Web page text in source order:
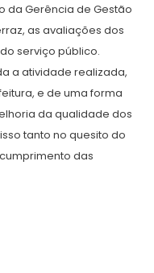
da Gerência de Gestão
as avaliações dos
serviço público.
a atividade realizada,
e de uma forma
da qualidade dos
tanto no quesito do
das